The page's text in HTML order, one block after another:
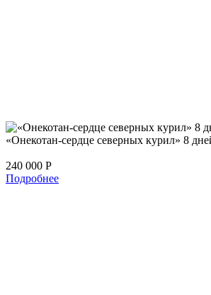
«Онекотан-сердце северных курил» 8
240 000 Р
Подробнее